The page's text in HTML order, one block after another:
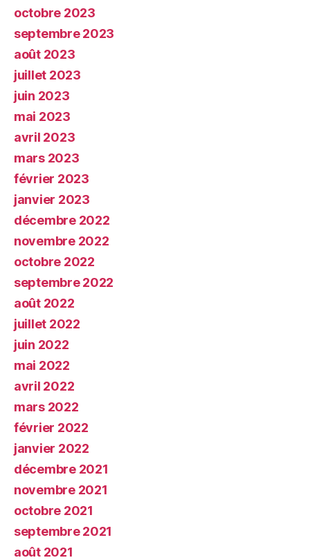
octobre 2023
septembre 2023
août 2023
juillet 2023
juin 2023
mai 2023
avril 2023
mars 2023
février 2023
janvier 2023
décembre 2022
novembre 2022
octobre 2022
septembre 2022
août 2022
juillet 2022
juin 2022
mai 2022
avril 2022
mars 2022
février 2022
janvier 2022
décembre 2021
novembre 2021
octobre 2021
septembre 2021
août 2021